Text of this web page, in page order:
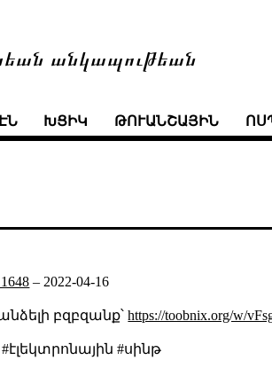
անկապութեան
ԽՑԻԿ ԹՈՒԱՆՇԱՅԻՆ
– 2022-04-16
բզբզանք՝https://toobnix.org/w/
#էլեկտրոնային #սինթ